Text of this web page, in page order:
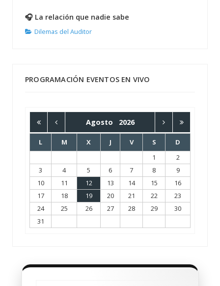
🎧 La relación que nadie sabe
Dilemas del Auditor
PROGRAMACIÓN EVENTOS EN VIVO
Agosto 2026
L M X J V S
D
1
2
3
4 5 6 7 8
9
10
11 12 13 14 15
16
17
18 19 20 21 22
23
24
25 26 27 28 29
30
31